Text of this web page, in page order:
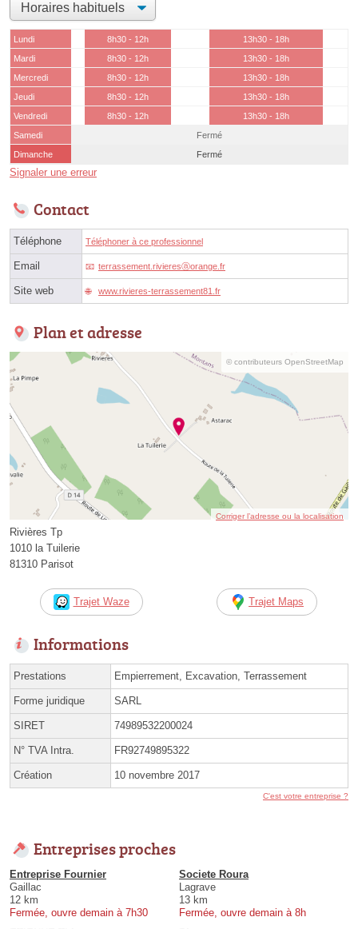
Lundi 8h30 - 12h
13h30 - 18h
Mardi
8h30 - 12h
13h30 - 18h
Mercredi
8h30 - 12h
13h30 - 18h
Jeudi
8h30 - 12h
13h30 - 18h
Vendredi
8h30 - 12h
13h30 - 18h
Samedi
Fermé
Dimanche
Fermé
Signaler une erreur
Contact
Téléphone Téléphoner à ce professionnel
Email terrassement.rivieresⓐorange.fr
Site web www.rivieres-terrassement81.fr
Plan et adresse
© contributeurs OpenStreetMap
Corriger l’adresse ou la localisation
Rivières Tp
1010 la Tuilerie
81310 Parisot
Trajet Waze Trajet Maps
Informations
Prestations Empierrement, Excavation, Terrassement
Forme juridique SARL
SIRET 74989532200024
N° TVA Intra. FR92749895322
Création 10 novembre 2017
C'est votre entreprise ?
Entreprises proches
Entreprise Fournier
Gaillac
12 km
Fermée, ouvre demain à 7h30
Societe Roura
Lagrave
13 km
Fermée, ouvre demain à 8h